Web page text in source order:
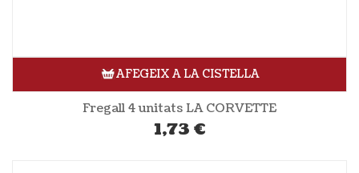
AFEGEIX A LA CISTELLA
Fregall 4 unitats LA CORVETTE
1,73 €